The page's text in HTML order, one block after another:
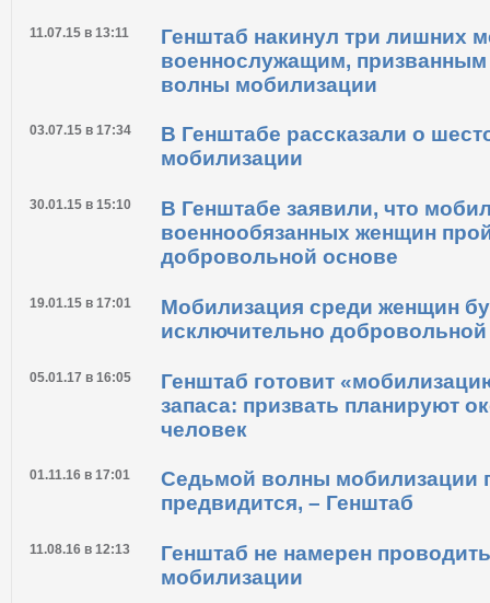
11.07.15 в 13:11
Генштаб накинул три лишних
военнослужащим, призванным
волны мобилизации
03.07.15 в 17:34
В Генштабе рассказали о
мобилизации
30.01.15 в 15:10
В Генштабе заявили, что
военнообязанных женщин
добровольной основе
19.01.15 в 17:01
Мобилизация среди женщин
исключительно
05.01.17 в 16:05
Генштаб готовит
запаса: призвать планируют
человек
01.11.16 в 17:01
Седьмой волны мобилизации
предвидится, – Генштаб
11.08.16 в 12:13
Генштаб не намерен
мобилизации